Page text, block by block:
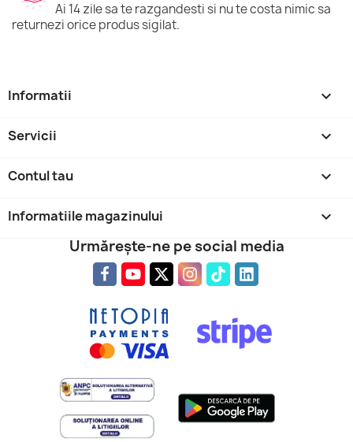
Ai 14 zile sa te razgandesti si nu te costa nimic sa
returnezi orice produs sigilat.
Informatii 
Servicii 
Contul tau 
Informatiile magazinului keyboard_arrow_down
Urmărește-ne pe social media